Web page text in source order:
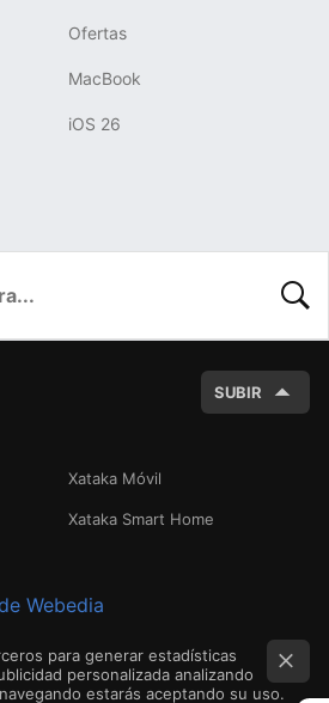
Ofertas
MacBook
iOS 26
SUBIR
Xataka Móvil
Xataka Smart Home
Webedia
para generar estadísticas
personalizada analizando
estarás aceptando su uso.